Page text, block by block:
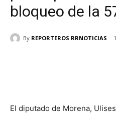
bloqueo de la
By REPORTEROS RRNOTICIAS
El diputado de Morena,